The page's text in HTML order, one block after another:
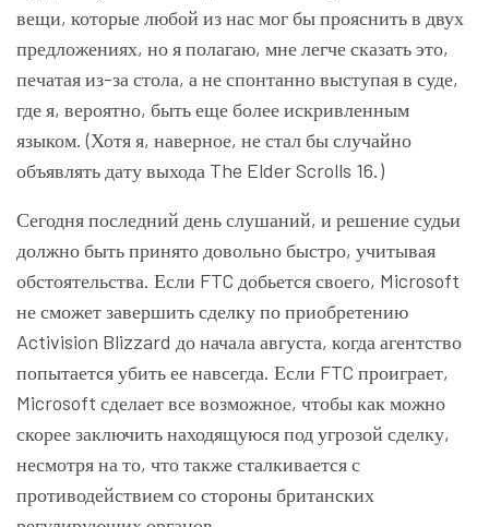
вещи, которые любой из нас мог бы прояснить в двух
предложениях, но я полагаю, мне легче сказать это,
печатая из-за стола, а не спонтанно выступая в суде,
где я, вероятно, быть еще более искривленным
языком. (Хотя я, наверное, не стал бы случайно
объявлять дату выхода The Elder Scrolls 16.)
Сегодня последний день слушаний, и решение судьи
должно быть принято довольно быстро, учитывая
обстоятельства. Если FTC добьется своего, Microsoft
не сможет завершить сделку по приобретению
Activision Blizzard до начала августа, когда агентство
попытается убить ее навсегда. Если FTC проиграет,
Microsoft сделает все возможное, чтобы как можно
скорее заключить находящуюся под угрозой сделку,
несмотря на то, что также сталкивается с
противодействием со стороны британских